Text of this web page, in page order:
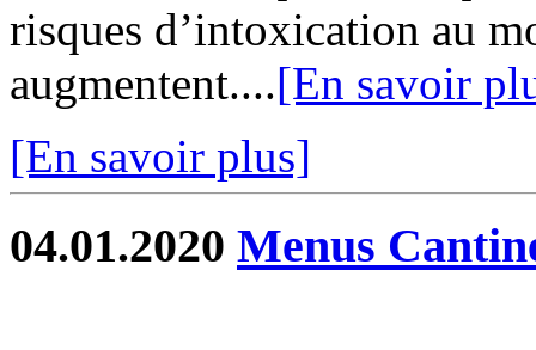
risques d’intoxication au
augmentent....[En savoir
[En savoir plus]
04.01.2020 Menus